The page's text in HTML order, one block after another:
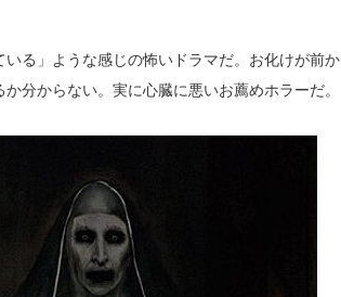
る」ような感じの怖いドラマだ。お化けが前か
分からない。実に心臓に悪いお薦めホラーだ。